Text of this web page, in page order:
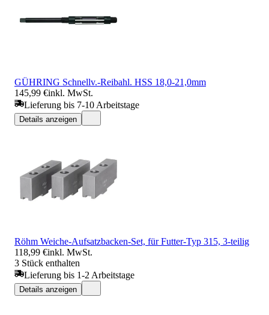
GÜHRING Schnellv.-Reibahl. HSS 18,0-21,0mm
145,99 €inkl. MwSt.
Lieferung bis 7-10 Arbeitstage
Details anzeigen
Röhm Weiche-Aufsatzbacken-Set, für Futter-Typ 315, 3-teilig
118,99 €inkl. MwSt.
3 Stück enthalten
Lieferung bis 1-2 Arbeitstage
Details anzeigen